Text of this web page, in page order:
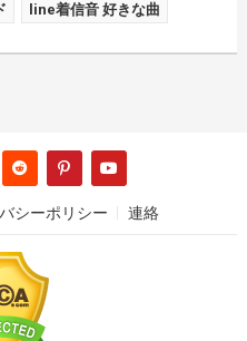
line着信音 好きな曲
シーポリシー 連絡